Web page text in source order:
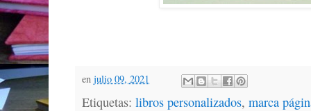
en julio 09, 2021
Etiquetas: libros personalizados, marca